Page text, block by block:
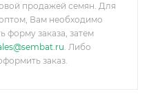
продажей семян. Для
Вам необходимо
форму заказа, затем
. Либо
заказ.